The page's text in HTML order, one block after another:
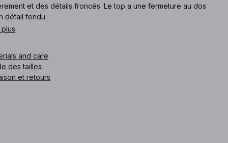
et des détails froncés. Le top a une fermeture au dos
détail fendu.
and care
des tailles
et retours